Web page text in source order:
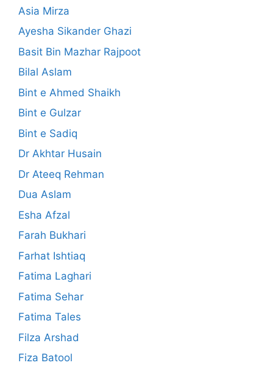
Asia Mirza
Ayesha Sikander Ghazi
Basit Bin Mazhar Rajpoot
Bilal Aslam
Bint e Ahmed Shaikh
Bint e Gulzar
Bint e Sadiq
Dr Akhtar Husain
Dr Ateeq Rehman
Dua Aslam
Esha Afzal
Farah Bukhari
Farhat Ishtiaq
Fatima Laghari
Fatima Sehar
Fatima Tales
Filza Arshad
Fiza Batool